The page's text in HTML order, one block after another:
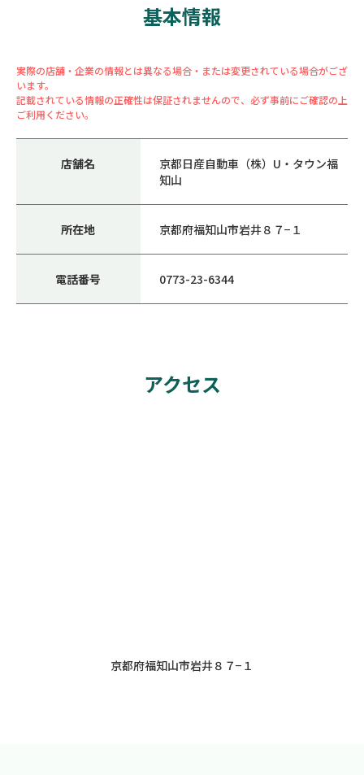
基本情報
実際の店舗・企業の情報とは異なる場合・または変更されている場合がござ
います。
記載されている情報の正確性は保証されませんので、必ず事前にご確認の上
ご利用ください。
店舗名
京都日産自動車（株）U・タウン福
知山
所在地 京都府福知山市岩井８７−１
電話番号 0773-23-6344
アクセス
京都府福知山市岩井８７−１